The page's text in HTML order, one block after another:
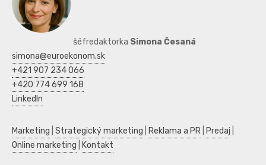
šéfredaktorka Simona Česaná
simona@euroekonom.sk
+421 907 234 066
+420 774 699 168
LinkedIn
Marketing Strategický marketing Reklama a PR Predaj
Online marketing
Kontakt